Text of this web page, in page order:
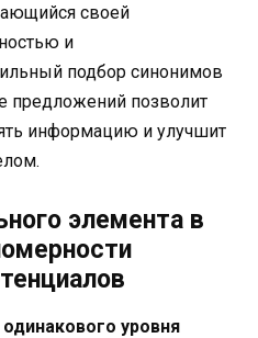
своей
и
подбор синонимов
предложений позволит
информацию и улучшит
элемента в
уровня